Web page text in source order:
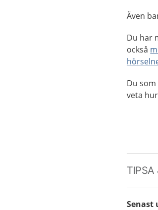
Även
Du har
också
Du
veta
TIPSA
Senast